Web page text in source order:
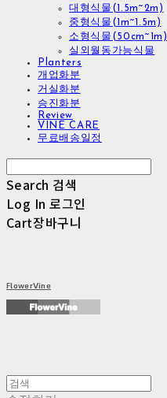
대형식물(1.5m~2m)
중형식물(1m~1.5m)
소형식물(50cm~1m)
실외월동가능식물
Planters
개업화분
거실화분
승진화분
Review
VINE CARE
무료배송일정
Search 검색
Log In 로그인
Cart장바구니
FlowerVine